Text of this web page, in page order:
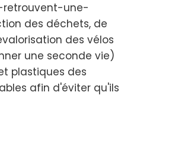
retrouvent-une-
des déchets, de
des vélos
une seconde vie)
plastiques des
afin d'éviter qu'ils